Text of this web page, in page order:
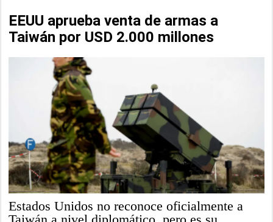
EEUU aprueba venta de armas a
Taiwán por USD 2.000 millones
Estados Unidos no reconoce oficialmente a